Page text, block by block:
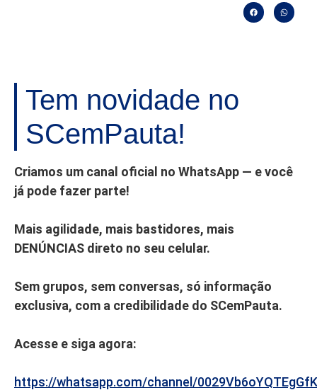
Tem novidade no
SCemPauta!
Criamos um canal oficial no WhatsApp — e você
já pode fazer parte!
Mais agilidade, mais bastidores, mais
DENÚNCIAS direto no seu celular.
Sem grupos, sem conversas, só informação
exclusiva, com a credibilidade do SCemPauta.
Acesse e siga agora:
https://whatsapp.com/channel/